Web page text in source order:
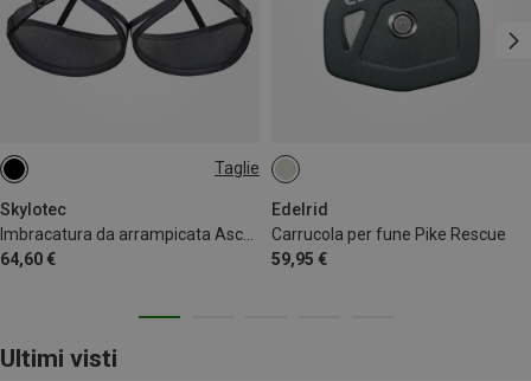
Taglie
Skylotec
64,60 €
M-L | 75-90CM
L-XL | 85-100CM
Edelrid
Carrucola per fune Pike Rescue
59,95 €
Ultimi visti